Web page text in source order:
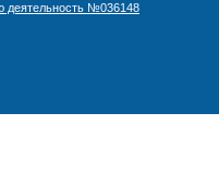
деятельность №036148